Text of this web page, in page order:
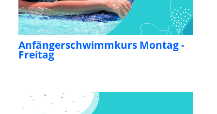
Anfängerschwimmkurs Montag -
Freitag